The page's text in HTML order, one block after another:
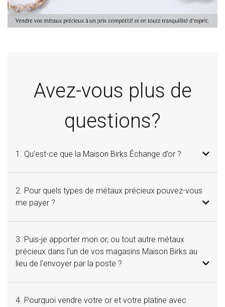
Avez-vous plus de
questions?
1. Qu’est-ce que la Maison Birks Échange d’or ?
2. Pour quels types de métaux précieux pouvez-vous
me payer ?
3. Puis-je apporter mon or, ou tout autre métaux
précieux dans l’un de vos magasins Maison Birks au
lieu de l’envoyer par la poste ?
4. Pourquoi vendre votre or et votre platine avec